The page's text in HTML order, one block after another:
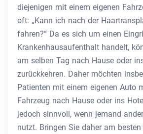
diejenigen mit einem eigenen
oft: „Kann ich nach der
fahren?“ Da es sich um einen
Krankenhausaufenthalt handelt,
am selben Tag nach Hause oder
zurückkehren. Daher möchten
Patienten mit einem eigenen Auto
Fahrzeug nach Hause oder ins
jedoch sinnvoll, wenn jemand
nutzt. Bringen Sie daher am besten